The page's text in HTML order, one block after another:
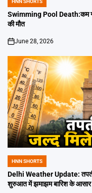
POSTED
IN
HNN SHORTS
Swimming Pool Death:कम गहरे
की मौत
on
June 28, 2026
POSTED
IN
HNN SHORTS
Delhi Weather Update: तपती
शुरुआत में झमाझम बारिश के आसार